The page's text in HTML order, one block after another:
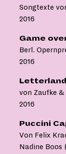
Songtexte
2016
Game
Berl.
2016
Letterland
von Zaufke &
2016
Puccini
Von Felix
Nadine Boos